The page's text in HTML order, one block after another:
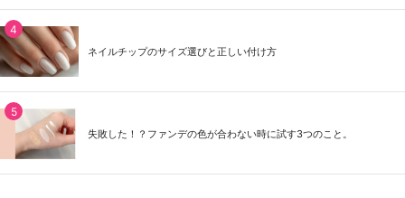
ネイルチップのサイズ選びと正しい付け方
失敗した！？ファンデの色が合わない時に試す3つのこと。